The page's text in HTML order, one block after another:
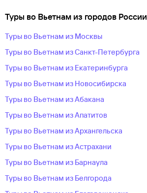
Туры во Вьетнам из городов России
Туры во Вьетнам из Москвы
Туры во Вьетнам из Санкт-Петербурга
Туры во Вьетнам из Екатеринбурга
Туры во Вьетнам из Новосибирска
Туры во Вьетнам из Абакана
Туры во Вьетнам из Апатитов
Туры во Вьетнам из Архангельска
Туры во Вьетнам из Астрахани
Туры во Вьетнам из Барнаула
Туры во Вьетнам из Белгорода